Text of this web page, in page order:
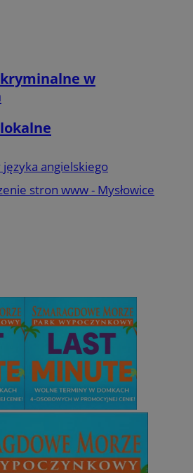
w
języka angielskiego
stron www - Mysłowice